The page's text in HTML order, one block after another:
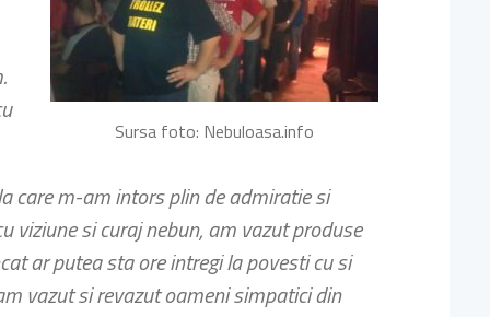
Sursa foto: Nebuloasa.info
care m-am intors plin de admiratie si
viziune si curaj nebun, am vazut produse
ar putea sta ore intregi la povesti cu si
vazut si revazut oameni simpatici din